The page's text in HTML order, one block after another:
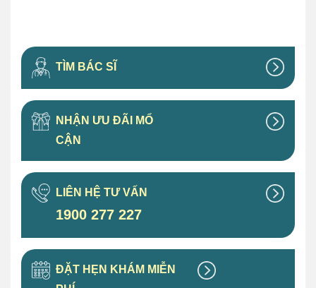
TÌM BÁC SĨ
NHẬN ƯU ĐÃI MỔ
CẬN
LIÊN HỆ TƯ VẤN
1900 277 227
ĐẶT HẸN KHÁM MIỄN